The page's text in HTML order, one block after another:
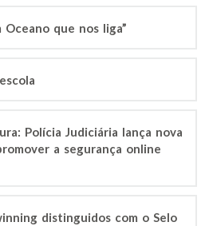
Oceano que nos liga”
Polícia Judiciária lança nova
a segurança online
distinguidos com o Selo